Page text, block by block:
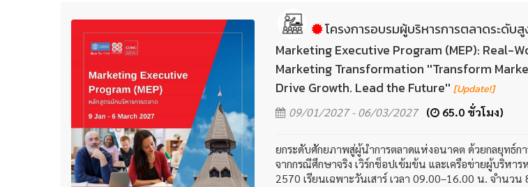
โครงการอบรมผู้บริหารการตลาดระดับสู
Marketing Executive Program (MEP): Real-
Marketing Transformation ''Transform
Drive Growth. Lead the Future'' [Update!]
09/01/2027 - 06/03/2027 ( 65.0 ชั่วโมง)
ยกระดับศักยภาพสู่ผู้นำการตลาดแห่งอนาคต ด้วยกลยุทธ์ก
จากกรณีศึกษาจริง เวิร์กช็อปเข้มข้น และเครือข่ายผู้บริหา
2570 เรียนเฉพาะวันเสาร์ เวลา 09.00–16.00 น. จำนว